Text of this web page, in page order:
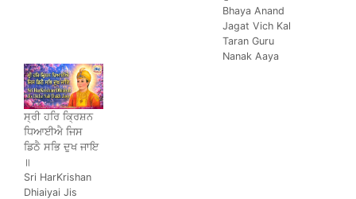
Bhaya Anand
Jagat Vich Kal
Taran Guru
Nanak Aaya
ਸ੍ਰੀ ਹਰਿ ਕ੍ਰਿਸ਼ਨ
ਧਿਆਈਐ ਜਿਸ
ਡਿਠੈ ਸਭਿ ਦੁਖ ਜਾਇ
॥
Sri HarKrishan
Dhiaiyai Jis